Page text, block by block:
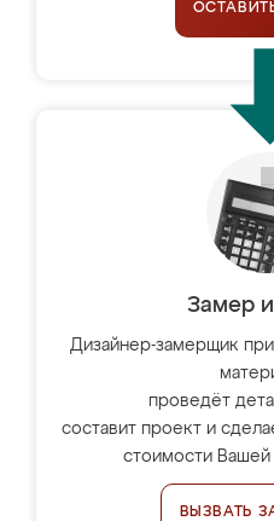
Замер
Дизайнер-замерщик
проведёт
составит проект и
стоимости
ВЫЗВАТЬ